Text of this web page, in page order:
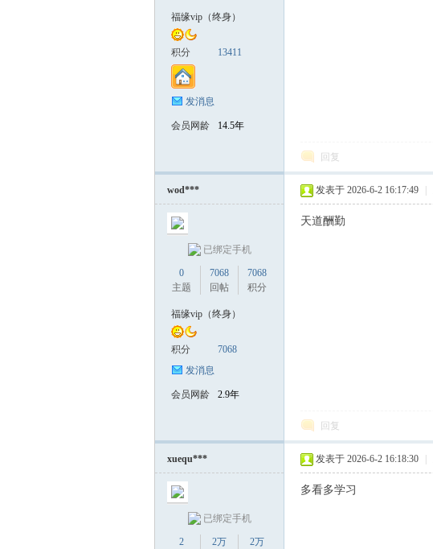
福缘vip（终身）
积分 13411
发消息
会员网龄 14.5年
回复
wod***
已绑定手机
0
主题
7068
回帖
7068
积分
福缘vip（终身）
积分
7068
发消息
会员网龄 2.9年
发表于 2026-6-2 16:17:49
天道酬勤
回复
xuequ***
已绑定手机
2 2万 2万
发表于 2026-6-2 16:18:30
多看多学习